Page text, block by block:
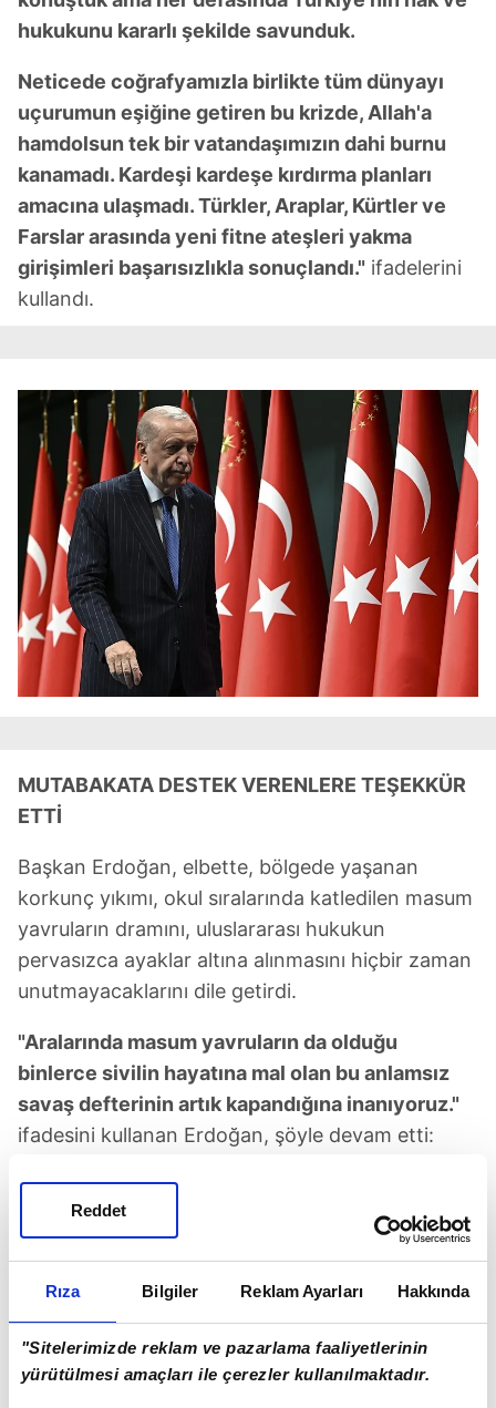
Rıza Bilgiler Reklam Ayarları Hakkında
"Sitelerimizde reklam ve pazarlama faaliyetlerinin
yürütülmesi amaçları ile çerezler kullanılmaktadır.
Reddet
hukukunu kararlı şekilde savunduk.
Neticede coğrafyamızla birlikte tüm dünyayı
uçurumun eşiğine getiren bu krizde, Allah'a
hamdolsun tek bir vatandaşımızın dahi burnu
kanamadı. Kardeşi kardeşe kırdırma planları
amacına ulaşmadı. Türkler, Araplar, Kürtler ve
Farslar arasında yeni fitne ateşleri yakma
girişimleri başarısızlıkla sonuçlandı." ifadelerini
kullandı.
MUTABAKATA DESTEK VERENLERE TEŞEKKÜR
ETTİ
Başkan Erdoğan, elbette, bölgede yaşanan
korkunç yıkımı, okul sıralarında katledilen masum
yavruların dramını, uluslararası hukukun
pervasızca ayaklar altına alınmasını hiçbir zaman
unutmayacaklarını dile getirdi.
"Aralarında masum yavruların da olduğu
binlerce sivilin hayatına mal olan bu anlamsız
savaş defterinin artık kapandığına inanıyoruz."
ifadesini kullanan Erdoğan, şöyle devam etti:
"Bizim de katkılarımızla varılan mutabakattan
bölgemiz ve tüm insanlık adına büyük
bölgemizde kalıcı barış ve istikrarın tesisine
Aylar sonra bölgemize ve tüm dünyaya rahat bir